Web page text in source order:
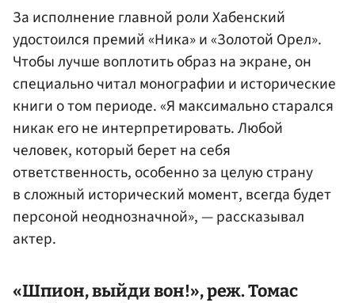
За исполнение главной роли Хабенский
удостоился премий «Ника» и «Золотой Орел».
Чтобы лучше воплотить образ на экране, он
специально читал монографии и исторические
книги о том периоде. «Я максимально старался
никак его не интерпретировать. Любой
человек, который берет на себя
ответственность, особенно за целую страну
в сложный исторический момент, всегда будет
персоной неоднозначной», — рассказывал
актер.
«Шпион, выйди вон!», реж. Томас